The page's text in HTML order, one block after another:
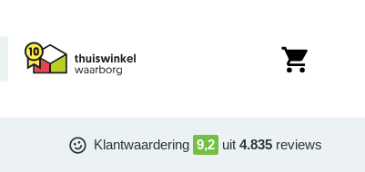
Klantwaardering 9,2 uit 4.835 reviews